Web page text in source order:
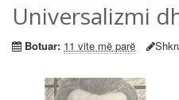
Universalizmi
Botuar: 11 vite më parë